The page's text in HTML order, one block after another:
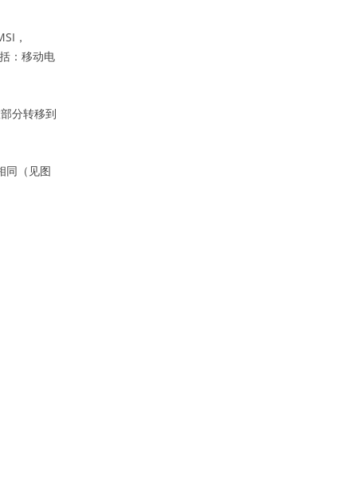
，
：移动电
分转移到
同（见图